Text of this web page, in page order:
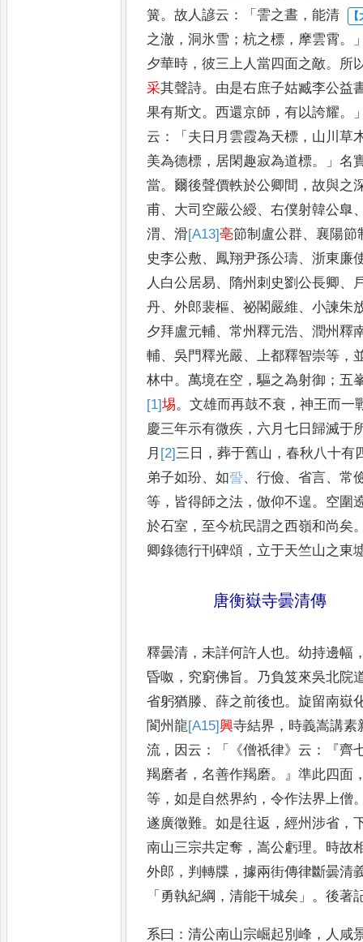
簧。故人諺云 ：「霅之晝 ，能清
之澈 ，洞氷雪 ；杭之標 ， 摩雲霄。
夕華時 ，彼三上人當四面之敵。 所
采其聲詩。 由是右庶子姑臧李公益
果有斯文。 西還京師 ，有以誇耀。
云 ：「 夫日月雲霞為天標 ， 山川草
美為德標 ， 居閑趣寂為道標。」名
當。爾後聲價軼於公卿間 ，故與之
甫、 大司空嚴公綬、右僕射韓公臯
渭、滑[A13]亳節制盧公群、襄陽節
史李公敷、 鳳翔尹孫公璹、浙東廉
人白公居易、 隋州刺史劉公長卿、
丹、外郎裴樞、祕閣嚴維、小諫朱
夕拜盧元輔、常州釋元浩、潤州釋
輔、吳門釋光嚴、上都釋智崇等 ，
林中。萬境在空 ，驅之為射御 ；五
[1]埸。文雄而再鼓不衰 ，神王而一
慶三年示有微疾 ， 六月七日歸滅于
月 [2]三 日 ，葬于舊山 ，春秋八十有
弟子如玢、如𧦬、行儉、省言、常
等 ， 皆得師之法 ，倣仰不遑。 空圍
於石室 ， 至今杭民謂之西嶺和尚矣
卿錄德行刊碑頌 ， 立于天竺山之東
唐衡嶽寺曇清傳
釋曇清 ，未詳何許人也。幼持邊幅
昏呶 ， 究窮佛旨。 乃負笈來吳北院
省躬猶滕、薛之前後也。旋留南嶽
閬州龍[A15]興寺結界 ， 時義嵩講素
流 ， 因云 ：「《僧祇律》 云 ：『齊
羯磨者 ，名善作羯磨。』準此四面
等 ，如是自然界約 ，令作法界上僧
遂廣徵難。如是往返 ，經州涉省 ，
南山三宗共定奪 ，嵩公虧理。 時故
外郎 ， 判轉牒 ，據兩街傳律斷曇清
「 勇執紀綱 ，清能干城矣 」。後著
系曰 ：清公南山宗崛起別峰 ， 人咸